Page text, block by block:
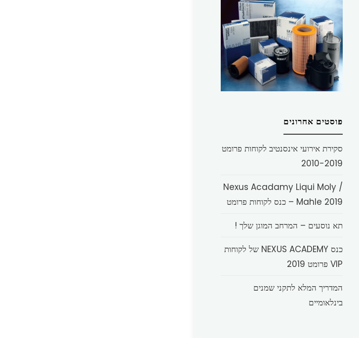
פוסטים אחרונים
סקירת אירועי אינסנטיב לקוחות פרומט
2010-2019
Nexus Acadamy Liqui Moly /
Mahle 2019 – כנס לקוחות פרומט
תא נוסעים – המרחב המוגן שלך !
כנס NEXUS ACADEMY של לקוחות
VIP פרומט 2019
המדריך המלא לתקני שמנים
בינלאומיים